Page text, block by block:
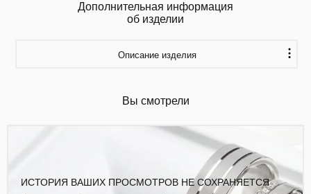
Дополнительная информация
об изделии
Описание изделия
Вы смотрели
ИСТОРИЯ ВАШИХ ПРОСМОТРОВ НЕ СОХРАНЯЕТСЯ